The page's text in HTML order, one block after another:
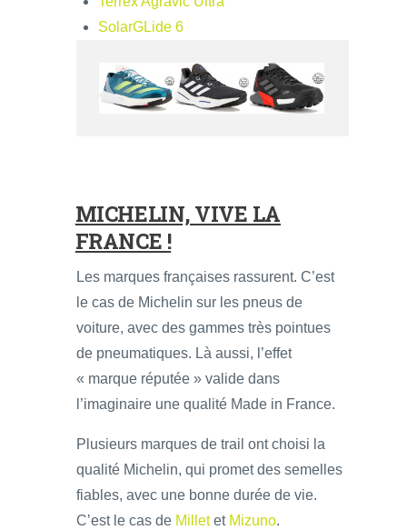
SolarGLide 6
MICHELIN, VIVE LA
FRANCE !
Les marques françaises rassurent. C’est
le cas de Michelin sur les pneus de
voiture, avec des gammes très pointues
de pneumatiques. Là aussi, l’effet
« marque réputée » valide dans
l’imaginaire une qualité Made in France.
Plusieurs marques de trail ont choisi la
qualité Michelin, qui promet des semelles
fiables, avec une bonne durée de vie.
C’est le cas de Milletet Mizuno.